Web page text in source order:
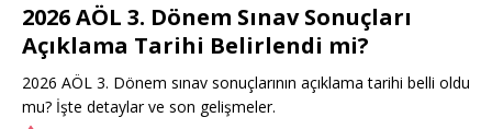
2026 AÖL 3. Dönem Sınav Sonuçları
Açıklama Tarihi Belirlendi mi?
2026 AÖL 3. Dönem sınav sonuçlarının açıklama tarihi belli oldu
mu? İşte detaylar ve son gelişmeler.